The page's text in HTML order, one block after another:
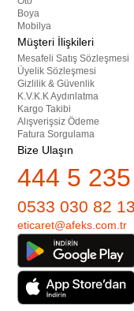
Boya
Mobilya
Müşteri İlişkileri
Mesafeli Satış Sözleşmesi
Üyelik Sözleşmesi
Gizlilik & Güvenlik
K.V.K.K Aydınlatma
Kargo Takibi
Alışverişsiz Ödeme
Fatura Sorgulama
Bize Ulaşın
444 5 235
0533 030 82 13
eticaret@afeks.com.tr